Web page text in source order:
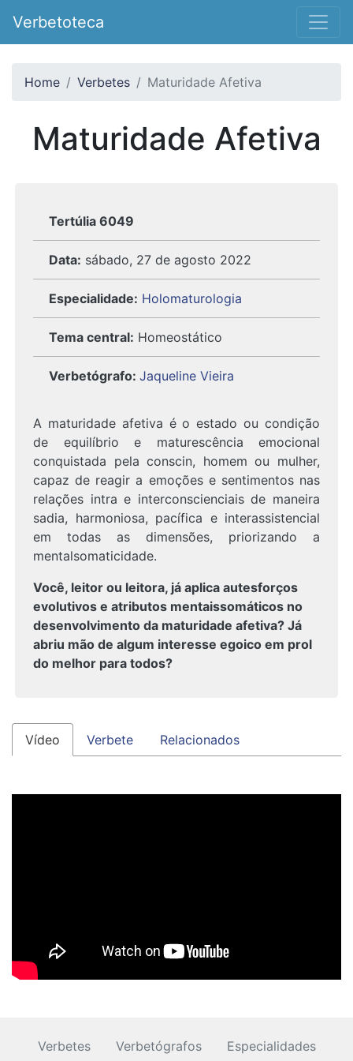
Verbetoteca
Home Verbetes Maturidade Afetiva
Maturidade Afetiva
Tertúlia 6049
Data: sábado, 27 de agosto 2022
Especialidade: Holomaturologia
Tema central: Homeostático
Verbetógrafo: Jaqueline Vieira
A maturidade afetiva é o estado ou condição
de equilíbrio e maturescência emocional
conquistada pela conscin, homem ou mulher,
capaz de reagir a emoções e sentimentos nas
relações intra e interconscienciais de maneira
sadia, harmoniosa, pacífica e interassistencial
em todas as dimensões, priorizando a
mentalsomaticidade.
Você, leitor ou leitora, já aplica autesforços
evolutivos e atributos mentaissomáticos no
desenvolvimento da maturidade afetiva? Já
abriu mão de algum interesse egoico em prol
do melhor para todos?
Vídeo Verbete Relacionados
Verbetes Verbetógrafos Especialidades